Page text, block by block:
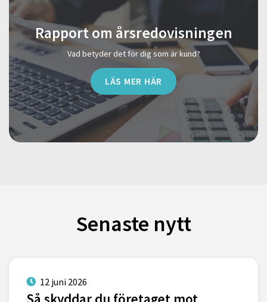
Rapport om årsredovisningen
Vad betyder det för dig som är kund?
LÄS MER HÄR
Senaste nytt
12 juni 2026